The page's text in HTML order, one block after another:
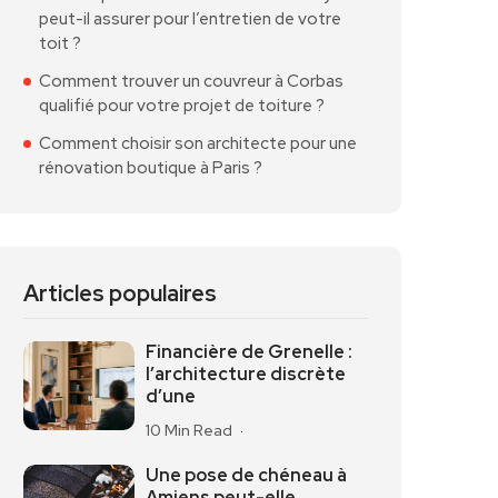
peut-il assurer pour l’entretien de votre
toit ?
Comment trouver un couvreur à Corbas
qualifié pour votre projet de toiture ?
Comment choisir son architecte pour une
rénovation boutique à Paris ?
Articles populaires
Financière de Grenelle :
l’architecture discrète
d’une
10 Min Read
Une pose de chéneau à